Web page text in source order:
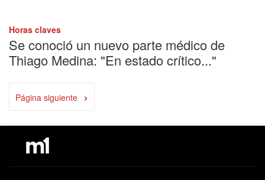
Horas claves
Se conoció un nuevo parte médico de
Thiago Medina: "En estado crítico..."
Página siguiente ›